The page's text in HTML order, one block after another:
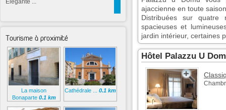
ajaccienne en toute
Distribuées sur
spacieuses et
jardin intérieur, certaines
Hôtel Palazzu U
Elégante ...
Tourisme à proximité
La maison
Bonaparte 0.1 km
Cathédrale ... 0.1 km